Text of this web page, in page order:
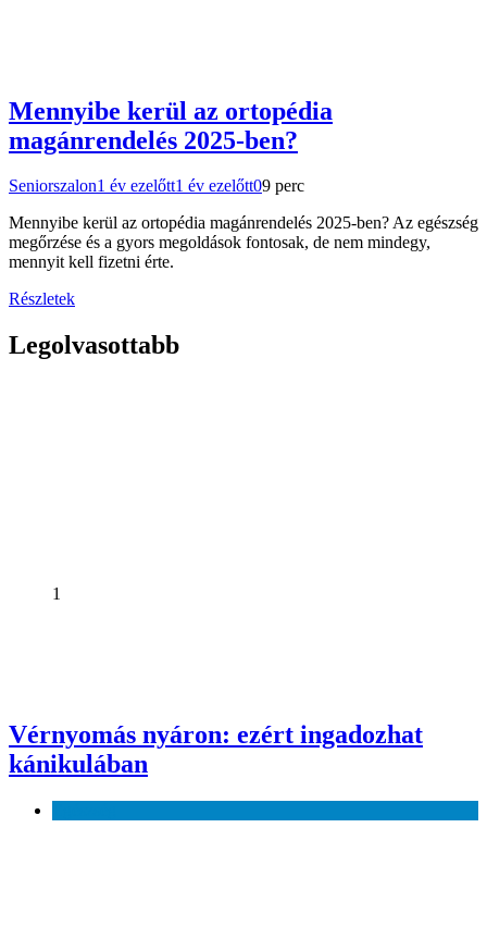
Mennyibe kerül az ortopédia
magánrendelés 2025-ben?
Seniorszalon1 év ezelőtt1 év ezelőtt09 perc
Mennyibe kerül az ortopédia magánrendelés 2025-ben? Az egészség
megőrzése és a gyors megoldások fontosak, de nem mindegy,
mennyit kell fizetni érte.
Részletek
Legolvasottabb
1
Vérnyomás nyáron: ezért ingadozhat
kánikulában